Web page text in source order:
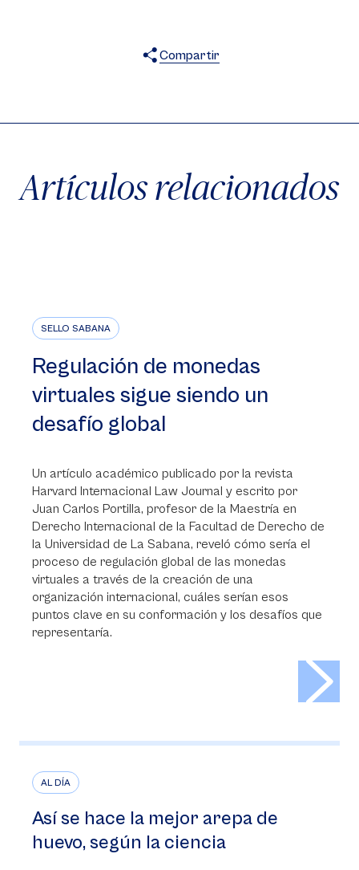
Compartir
Artículos relacionados
SELLO SABANA
Regulación de monedas
virtuales sigue siendo un
desafío global
Un artículo académico publicado por la revista
Harvard Internacional Law Journal y escrito por
Juan Carlos Portilla, profesor de la Maestría en
Derecho Internacional de la Facultad de Derecho de
la Universidad de La Sabana, reveló cómo sería el
proceso de regulación global de las monedas
virtuales a través de la creación de una
organización internacional, cuáles serían esos
puntos clave en su conformación y los desafíos que
representaría.
AL DÍA
Así se hace la mejor arepa de
huevo, según la ciencia